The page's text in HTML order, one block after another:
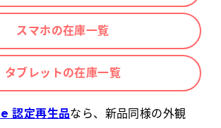
スマホの在庫一覧
タブレットの在庫一覧
認定再生品なら、新品同様の外観